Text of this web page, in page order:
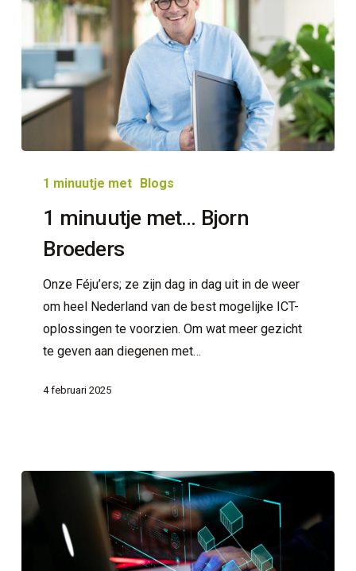
minuutje
Broeders
1 minuutje met Blogs
1 minuutje met… Bjorn
Broeders
Onze Féju’ers; ze zijn dag in dag uit in de weer
om heel Nederland van de best mogelijke ICT-
oplossingen te voorzien. Om wat meer gezicht
te geven aan diegenen met…
4 februari 2025